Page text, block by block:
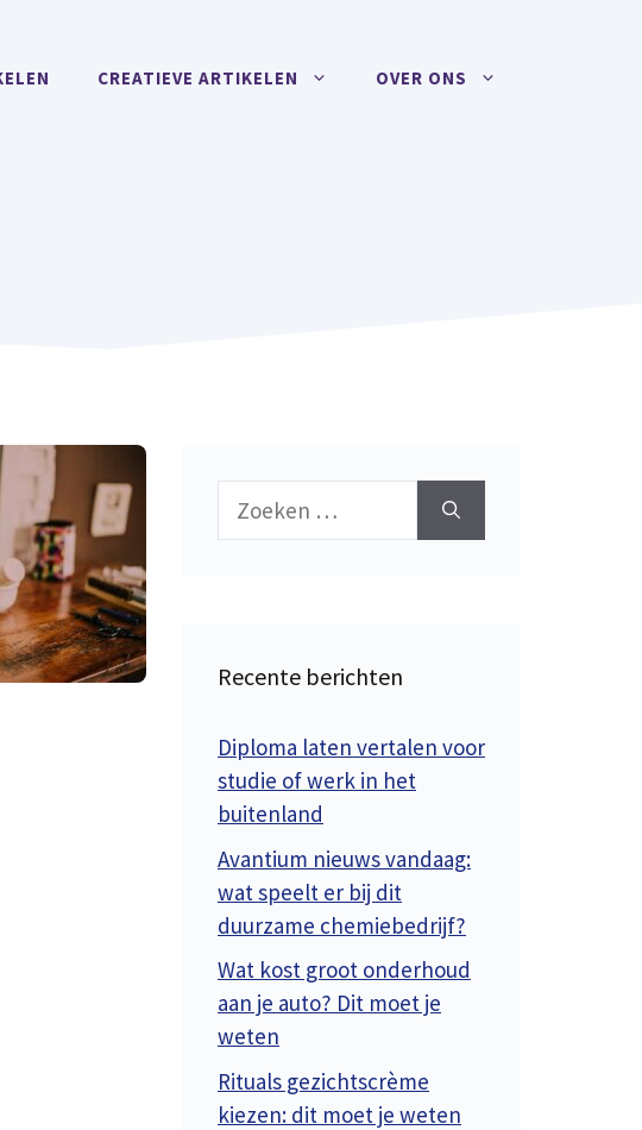
CREATIEVE ARTIKELEN OVER ONS
Zoek
Recente berichten
Diploma laten vertalen voor
studie of werk in het
buitenland
Avantium nieuws vandaag:
wat speelt er bij dit
duurzame chemiebedrijf?
Wat kost groot onderhoud
aan je auto? Dit moet je
weten
Rituals gezichtscrème
kiezen: dit moet je weten